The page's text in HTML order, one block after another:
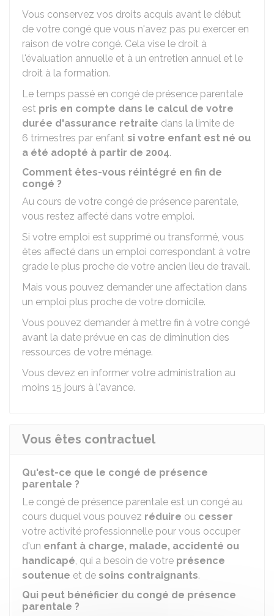
Vous conservez vos droits acquis avant le début
de votre congé que vous n'avez pas pu exercer en
raison de votre congé. Cela vise le droit à
l'évaluation annuelle et à un entretien annuel et le
droit à la formation.
Le temps passé en congé de présence parentale
est pris en compte dans le calcul de votre
durée d'assurance retraite dans la limite de
6 trimestres par enfant si votre enfant est né ou
a été adopté à partir de 2004.
Comment êtes-vous réintégré en fin de
congé ?
Au cours de votre congé de présence parentale,
vous restez affecté dans votre emploi.
Si votre emploi est supprimé ou transformé, vous
êtes affecté dans un emploi correspondant à votre
grade le plus proche de votre ancien lieu de travail.
Mais vous pouvez demander une affectation dans
un emploi plus proche de votre domicile.
Vous pouvez demander à mettre fin à votre congé
avant la date prévue en cas de diminution des
ressources de votre ménage.
Vous devez en informer votre administration au
moins 15 jours à l'avance.
Vous êtes contractuel
Qu'est-ce que le congé de présence
parentale ?
Le congé de présence parentale est un congé au
cours duquel vous pouvez réduire ou cesser
votre activité professionnelle pour vous occuper
d'un enfant à charge, malade, accidenté ou
handicapé, qui a besoin de votre présence
soutenue et de soins contraignants.
Qui peut bénéficier du congé de présence
parentale ?